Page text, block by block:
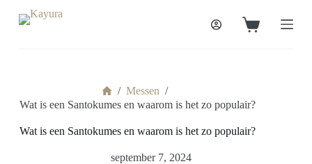
G
/ Messen /
Wat is een Santokumes en waarom is het zo populair?
Wat is een Santokumes en waarom is het zo populair?
september 7, 2024